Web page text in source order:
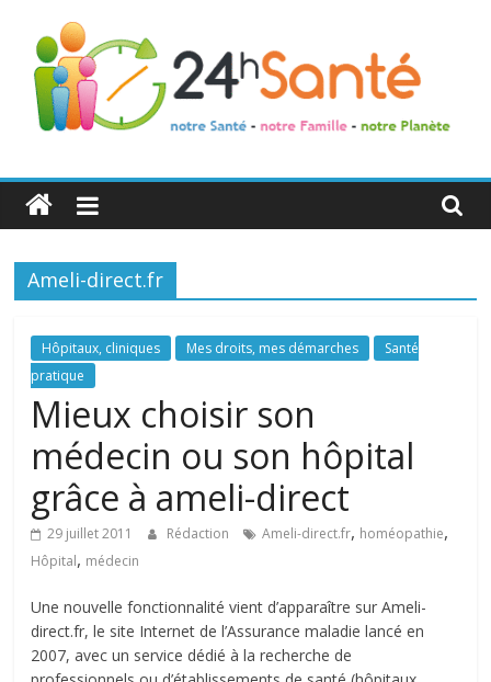
24h
Santé
La
de
toute
famille
Ameli-direct.fr
Hôpitaux, cliniques Mes droits, mes démarches
Santé
pratique
Mieux choisir son
médecin ou son hôpital
grâce à ameli-direct
29 juillet 2011 Rédaction Ameli-direct.fr, homéopathie,
Hôpital, médecin
Une nouvelle fonctionnalité vient d’apparaître sur Ameli-
direct.fr, le site Internet de l’Assurance maladie lancé en
2007, avec un service dédié à la recherche de